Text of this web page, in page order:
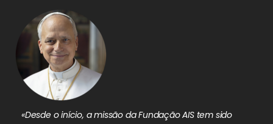
«Desde o início, a missão da Fundação AIS tem sido